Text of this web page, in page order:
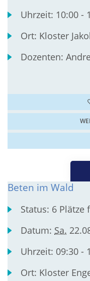
Uhrzeit: 10:00 -
Ort: Kloster
Dozenten:
Beten im Wald
Status: 6 Plätze
Datum: Sa.
Uhrzeit: 09:30 -
Ort: Kloster